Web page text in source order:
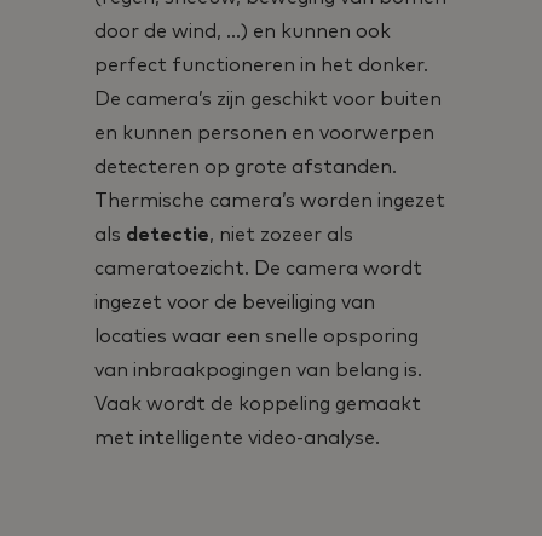
door de wind, …) en kunnen ook
perfect functioneren in het donker.
De camera’s zijn geschikt voor buiten
en kunnen personen en voorwerpen
detecteren op grote afstanden.
Thermische camera’s worden ingezet
als detectie, niet zozeer als
cameratoezicht. De camera wordt
ingezet voor de beveiliging van
locaties waar een snelle opsporing
van inbraakpogingen van belang is.
Vaak wordt de koppeling gemaakt
met intelligente video-analyse.